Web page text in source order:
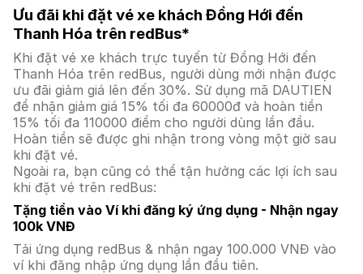
Ưu đãi khi đặt vé xe khách Đồng Hới đến
Thanh Hóa trên redBus*
Khi đặt vé xe khách trực tuyến từ Đồng Hới đến
Thanh Hóa trên redBus, người dùng mới nhận được
ưu đãi giảm giá lên đến 30%. Sử dụng mã DAUTIEN
để nhận giảm giá 15% tối đa 60000đ và hoàn tiền
15% tối đa 110000 điểm cho người dùng lần đầu.
Hoàn tiền sẽ được ghi nhận trong vòng một giờ sau
khi đặt vé.
Ngoài ra, bạn cũng có thể tận hưởng các lợi ích sau
khi đặt vé trên redBus:
Tặng tiền vào Ví khi đăng ký ứng dụng - Nhận ngay
100k VNĐ
Tải ứng dụng redBus & nhận ngay 100.000 VNĐ vào
ví khi đăng nhập ứng dụng lần đầu tiên.